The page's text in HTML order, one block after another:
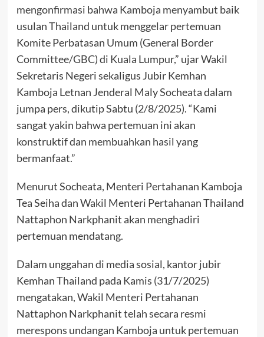
mengonfirmasi bahwa Kamboja menyambut baik
usulan Thailand untuk menggelar pertemuan
Komite Perbatasan Umum (General Border
Committee/GBC) di Kuala Lumpur,” ujar Wakil
Sekretaris Negeri sekaligus Jubir Kemhan
Kamboja Letnan Jenderal Maly Socheata dalam
jumpa pers, dikutip Sabtu (2/8/2025). “Kami
sangat yakin bahwa pertemuan ini akan
konstruktif dan membuahkan hasil yang
bermanfaat.”
Menurut Socheata, Menteri Pertahanan Kamboja
Tea Seiha dan Wakil Menteri Pertahanan Thailand
Nattaphon Narkphanit akan menghadiri
pertemuan mendatang.
Dalam unggahan di media sosial, kantor jubir
Kemhan Thailand pada Kamis (31/7/2025)
mengatakan, Wakil Menteri Pertahanan
Nattaphon Narkphanit telah secara resmi
merespons undangan Kamboja untuk pertemuan